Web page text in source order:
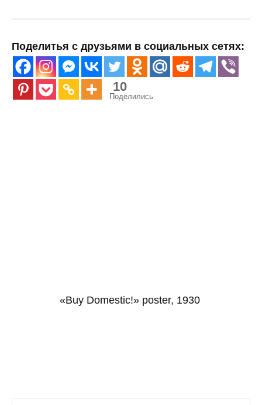
Поделитья с друзьями в социальных сетях:
10
Поделились
«Buy Domestic!» poster, 1930